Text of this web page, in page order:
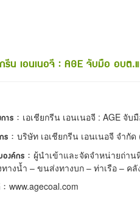
รีน เอนเนอจี : AGE จับมือ อบต
าร : เอเชียกรีน เอนเนอจี : AGE จั
ร : บริษัท เอเชียกรีน เอนเนอจี จำกั
องค์กร : ผู้นำเข้าและจัดจำหน่ายถ่า
างน้ำ – ขนส่งทางบก – ท่าเรือ – ค
: www.agecoal.com